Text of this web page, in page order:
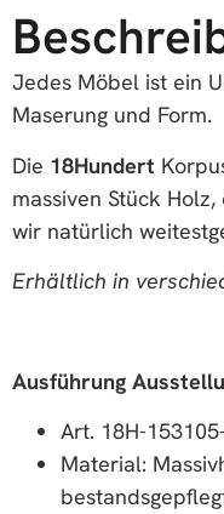
Jedes Möbel ist ein
Maserung und Form.
Die 18Hundert
massiven Stück
wir natürlich
Erhältlich in
Ausführung
Art. 18H-
Material: